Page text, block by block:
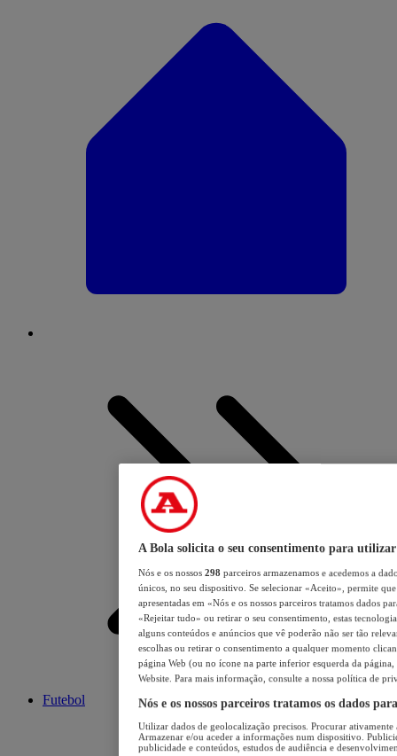
Futebol
A Bola solicita o seu consentimento para utilizar
Nós e os nossos 298 parceiros armazenamos e acedemos a
únicos, no seu dispositivo. Se selecionar «Aceito», permite
apresentadas em «Nós e os nossos parceiros tratamos dados
«Rejeitar tudo» ou retirar o seu consentimento, estas
alguns conteúdos e anúncios que vê poderão não ser tão
escolhas ou retirar o consentimento a qualquer momento
página Web (ou no ícone na parte inferior esquerda da página,
Website. Para mais informação, consulte a nossa política de
Nós e os nossos parceiros tratamos os dados
Utilizar dados de geolocalização precisos. Procurar
Armazenar e/ou aceder a informações num dispositivo.
publicidade e conteúdos, estudos de audiência e